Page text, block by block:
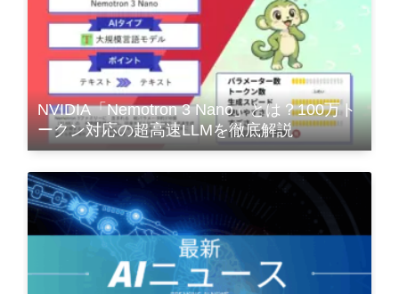
NVIDIA「Nemotron 3 Nano」とは？100万ト
ークン対応の超高速LLMを徹底解説